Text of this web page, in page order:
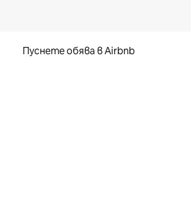
Пуснете обява в Airbnb